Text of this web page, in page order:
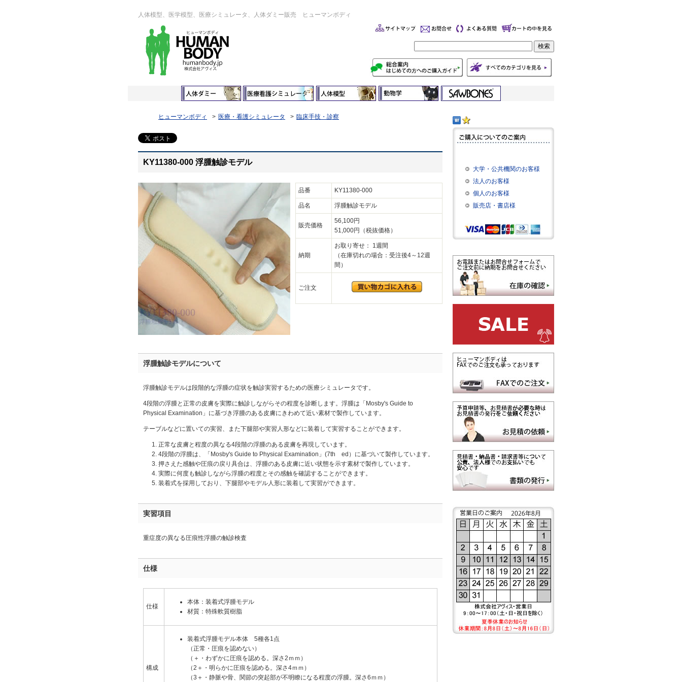
人体模型、医学模型、医療シミュレータ、人体ダミー販売 ヒューマンボディ
ヒューマンボディ 医療・看護シミュレータ 臨床手技・診察
KY11380-000 浮腫触診モデル
品番 KY11380-000
品名 浮腫触診モデル
販売価格
56,100円
51,000円（税抜価格）
納期
お取り寄せ： 1週間
（在庫切れの場合：受注後4～12週
間）
ご注文
浮腫触診モデルについて
浮腫触診モデルは段階的な浮腫の症状を触診実習するための医療シミュレータです。
4段階の浮腫と正常の皮膚を実際に触診しながらその程度を診断します。浮腫は「Mosby's Guide to
Physical Examination」に基づき浮腫のある皮膚にきわめて近い素材で製作しています。
テーブルなどに置いての実習、また下腿部や実習人形などに装着して実習することができます。
正常な皮膚と程度の異なる4段階の浮腫のある皮膚を再現しています。
4段階の浮腫は、「Mosby's Guide to Physical Examination」(7th ed）に基づいて製作しています。
押さえた感触や圧痕の戻り具合は、浮腫のある皮膚に近い状態を示す素材で製作しています。
実際に何度も触診しながら浮腫の程度とその感触を確認することができます。
装着式を採用しており、下腿部やモデル人形に装着して実習ができます。
実習項目
重症度の異なる圧痕性浮腫の触診検査
仕様
仕様
本体：装着式浮腫モデル
材質：特殊軟質樹脂
構成
装着式浮腫モデル本体 5種各1点
（正常・圧痕を認めない）
（＋・わずかに圧痕を認める。深さ2ｍｍ）
（2＋・明らかに圧痕を認める。深さ4ｍｍ）
（3＋・静脈や骨、関節の突起部が不明瞭になる程度の浮腫。深さ6ｍｍ）
大学・公共機関のお客様
法人のお客様
個人のお客様
販売店・書店様